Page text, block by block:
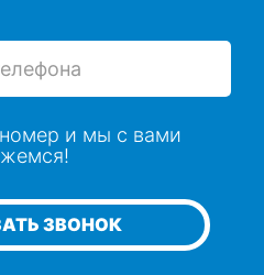
ЗВОНОК
и мы с вами